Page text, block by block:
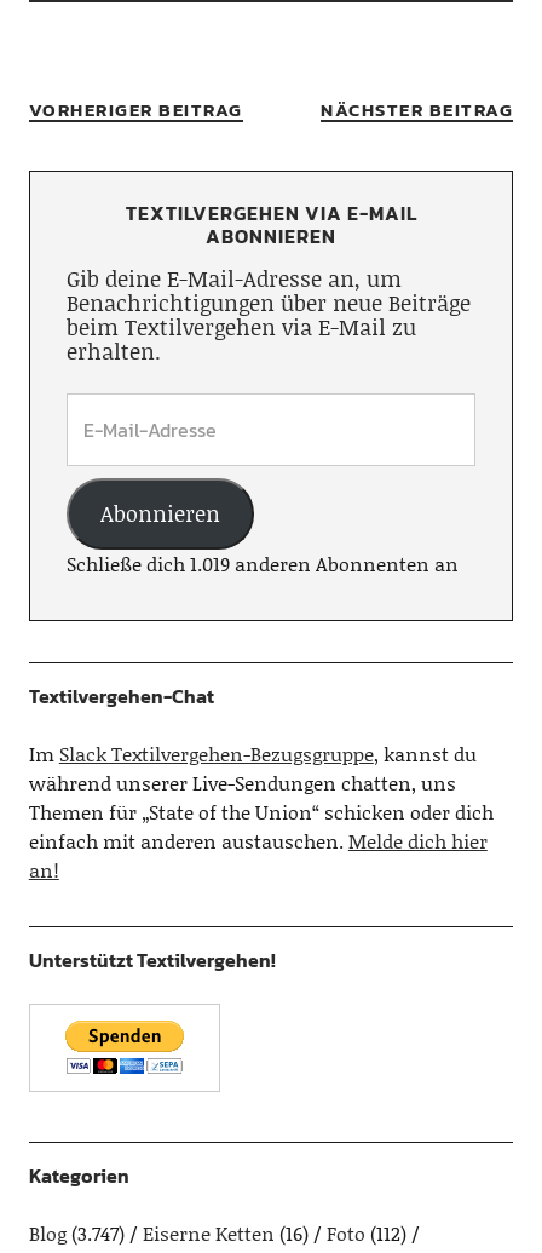
VORHERIGER BEITRAG NÄCHSTER BEITRAG
TEXTILVERGEHEN VIA E-MAIL
ABONNIEREN
Gib deine E-Mail-Adresse an, um
Benachrichtigungen über neue Beiträge
beim Textilvergehen via E-Mail zu
erhalten.
Abonnieren
Schließe dich 1.019 anderen Abonnenten an
Textilvergehen-Chat
Im Slack Textilvergehen-Bezugsgruppe, kannst du
während unserer Live-Sendungen chatten, uns
Themen für „State of the Union“ schicken oder dich
einfach mit anderen austauschen.Melde dich hier
an!
Unterstützt Textilvergehen!
Kategorien
Blog(3.747) Eiserne Ketten (16) Foto (112)